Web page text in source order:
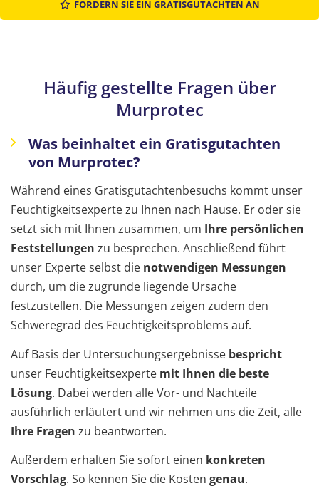
FORDERN SIE EIN GRATISGUTACHTEN AN
Häufig gestellte Fragen über
Murprotec
Was beinhaltet ein Gratisgutachten
von Murprotec?
Während eines Gratisgutachtenbesuchs kommt unser
Feuchtigkeitsexperte zu Ihnen nach Hause. Er oder sie
setzt sich mit Ihnen zusammen, um Ihre persönlichen
Feststellungen zu besprechen. Anschließend führt
unser Experte selbst die notwendigen Messungen
durch, um die zugrunde liegende Ursache
festzustellen. Die Messungen zeigen zudem den
Schweregrad des Feuchtigkeitsproblems auf.
Auf Basis der Untersuchungsergebnisse bespricht
unser Feuchtigkeitsexperte mit Ihnen die beste
Lösung. Dabei werden alle Vor- und Nachteile
ausführlich erläutert und wir nehmen uns die Zeit, alle
Ihre Fragen zu beantworten.
Außerdem erhalten Sie sofort einen konkreten
Vorschlag. So kennen Sie die Kosten genau.